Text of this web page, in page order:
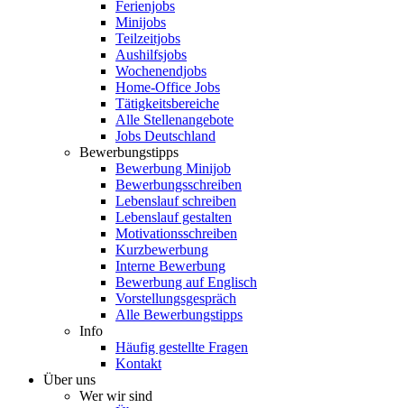
Ferienjobs
Minijobs
Teilzeitjobs
Aushilfsjobs
Wochenendjobs
Home-Office Jobs
Tätigkeitsbereiche
Alle Stellenangebote
Jobs Deutschland
Bewerbungstipps
Bewerbung Minijob
Bewerbungsschreiben
Lebenslauf schreiben
Lebenslauf gestalten
Motivationsschreiben
Kurzbewerbung
Interne Bewerbung
Bewerbung auf Englisch
Vorstellungsgespräch
Alle Bewerbungstipps
Info
Häufig gestellte Fragen
Kontakt
Über uns
Wer wir sind